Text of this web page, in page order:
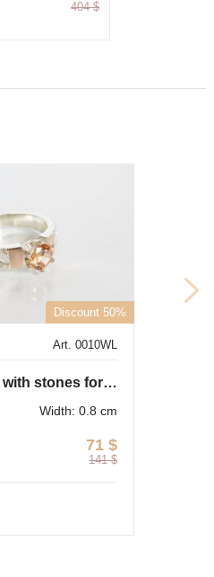
404 $
Discount 50%
Art. 0010WL
Ring of silver with stones for women
Width: 0.8 cm
71 $
141 $